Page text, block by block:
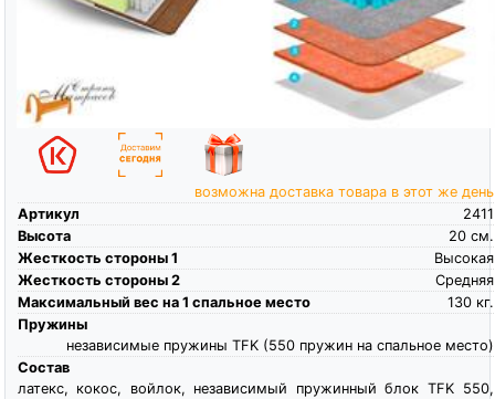
возможна доставка товара в этот же день
Артикул
2411
Высота
см.
20
Жесткость стороны 1
Высокая
Жесткость стороны 2
Средняя
Максимальный вес на 1 спальное место
кг.
130
Пружины
независимые пружины TFK (550 пружин на спальное место)
Состав
латекс, кокос, войлок, независимый пружинный блок TFK 550,